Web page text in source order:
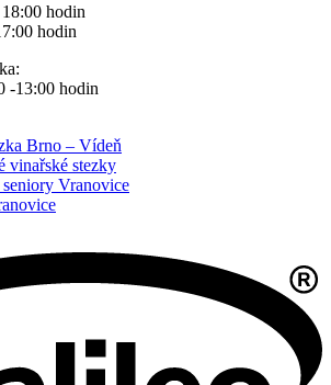
hodin
hodin
-13:00 hodin
Brno – Vídeň
vinařské stezky
Vranovice